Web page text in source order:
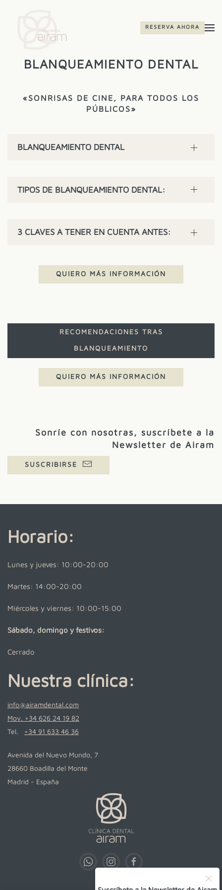
RESERVA AHORA
BLANQUEAMIENTO DENTAL
«SONRISAS DE CINE, PARA TODOS LOS
PÚBLICOS»
BLANQUEAMIENTO DENTAL
TIPOS DE BLANQUEAMIENTO DENTAL:
3 CLAVES A TENER EN CUENTA ANTES:
QUIERO MÁS INFORMACIÓN
RECOMENDACIONES TRAS
BLANQUEAMIENTO
QUIERO MÁS INFORMACIÓN
Sonríe con nosotras, suscríbete a la
Newsletter de Airam
SUSCRIBIRSE
Horario:
Lunes y jueves: 10:00-20:00
Martes: 14:00-20:00
Miércoles y viernes: 10:00-15:00
Sábado, domingo y festivos:
Cerrado
Nuestra clínica:
info@airamdental.com
Mov. +34 626 24 19 82
Tel. +34 91 633 46 36
Avenida del Nuevo Mundo, 7
28660 Boadilla del Monte
Madrid - España